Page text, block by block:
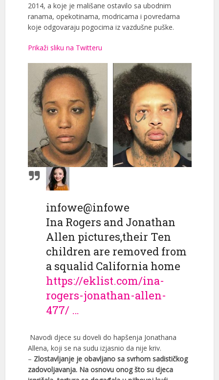
2014, a koje je mališane ostavilo sa ubodnim
ranama, opekotinama, modricama i povredama
koje odgovaraju pogocima iz vazdušne puške.
Prikaži sliku na Twitteru
infowe@infowe
Ina Rogers and Jonathan
Allen pictures,their Ten
children are removed from
a squalid California home
https://eklist.com/ina-
rogers-jonathan-allen-
477/ …
Navodi djece su doveli do hapšenja Jonathana
Allena, koji se na sudu izjasnio da nije kriv.
– Zlostavljanje je obavljano sa svrhom sadističkog
zadovoljavanja. Na osnovu onog što su djeca